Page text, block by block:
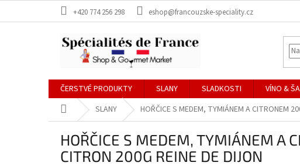
+420 774 256 298 eshop@francouzske-speciality.cz
ČERSTVÉ PRODUKTY SLANY SLADKOSTI VÍNO &
Domů SLANY HOŘČICE S MEDEM, TYMIÁNEM A CITRONEM
HOŘČICE S MEDEM, TYMIÁNEM A
CITRON 200G REINE DE DIJON